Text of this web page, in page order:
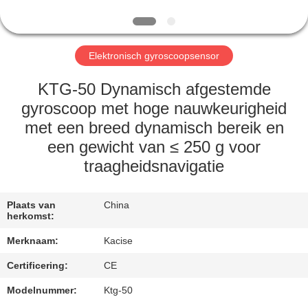
ONGEVEER
ONS
FABRIEKSREIS
KWALITEITSCONTROLE
CONTACTEER
NIEUWS
GEVALLEN
Elektronisch gyroscoopsensor
KTG-50 Dynamisch afgestemde
gyroscoop met hoge nauwkeurigheid
met een breed dynamisch bereik en
een gewicht van ≤ 250 g voor
traagheidsnavigatie
Plaats van
herkomst:
China
Merknaam: Kacise
Certificering: CE
Modelnummer: Ktg-50